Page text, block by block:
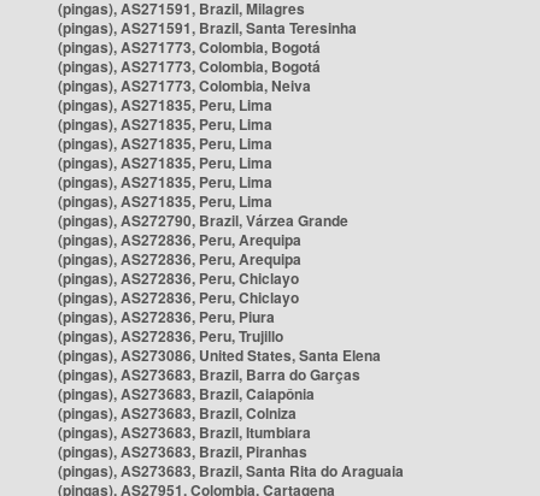
(pingas), AS271591, Brazil, Milagres
(pingas), AS271591, Brazil, Santa Teresinha
(pingas), AS271773, Colombia, Bogotá
(pingas), AS271773, Colombia, Bogotá
(pingas), AS271773, Colombia, Neiva
(pingas), AS271835, Peru, Lima
(pingas), AS271835, Peru, Lima
(pingas), AS271835, Peru, Lima
(pingas), AS271835, Peru, Lima
(pingas), AS271835, Peru, Lima
(pingas), AS271835, Peru, Lima
(pingas), AS272790, Brazil, Várzea Grande
(pingas), AS272836, Peru, Arequipa
(pingas), AS272836, Peru, Arequipa
(pingas), AS272836, Peru, Chiclayo
(pingas), AS272836, Peru, Chiclayo
(pingas), AS272836, Peru, Piura
(pingas), AS272836, Peru, Trujillo
(pingas), AS273086, United States, Santa Elena
(pingas), AS273683, Brazil, Barra do Garças
(pingas), AS273683, Brazil, Caiapônia
(pingas), AS273683, Brazil, Colniza
(pingas), AS273683, Brazil, Itumbiara
(pingas), AS273683, Brazil, Piranhas
(pingas), AS273683, Brazil, Santa Rita do Araguaia
(pingas), AS27951, Colombia, Cartagena